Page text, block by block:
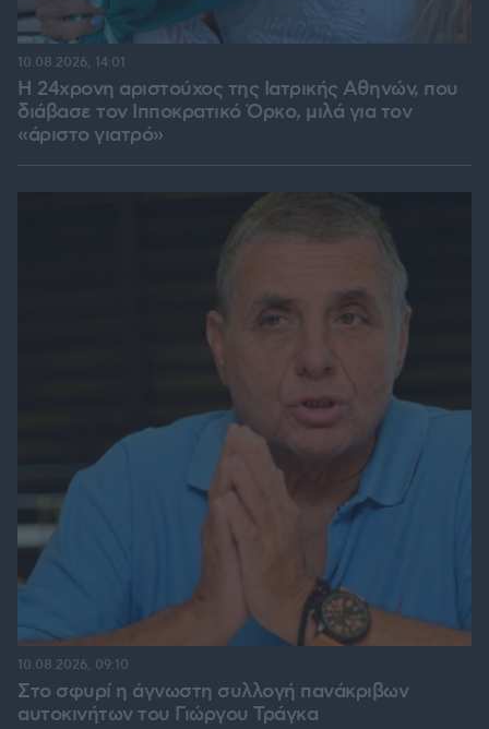
Η 24χρονη αριστούχος της Ιατρικής Αθηνών, που
διάβασε τον Ιπποκρατικό Όρκο, μιλά για τον
«άριστο γιατρό»
10.08.2026, 14:01
Στο σφυρί η άγνωστη συλλογή πανάκριβων
αυτοκινήτων του Γιώργου Τράγκα
10.08.2026, 09:10